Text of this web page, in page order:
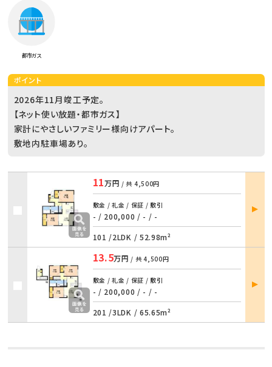
都市ガス
ポイント
2026年11月竣工予定。
【ネット使い放題・都市ガス】
家計にやさしいファミリー様向けアパート。
敷地内駐車場あり。
11万円 / 共 4,500円
敷金 / 礼金 / 保証 / 敷引
- / 200,000 / - / -
101 /2LDK / 52.98m²
部屋
詳細
13.5万円 / 共4,500円
敷金 / 礼金 / 保証 / 敷引
- / 200,000 / - / -
201 /3LDK / 65.65m²
部屋
詳細